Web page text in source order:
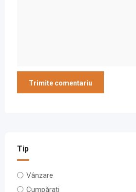
Tip
Vânzare
Cumpărați